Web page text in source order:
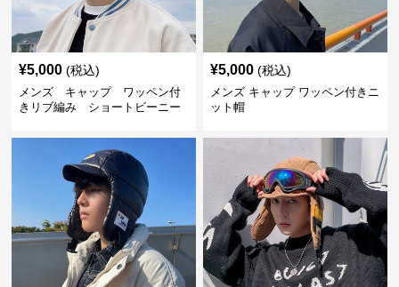
¥5,000 (税込)
メンズ キャップ ワッペン付
きリブ編み ショートビーニー
¥5,000 (税込)
メンズ キャップ ワッペン付きニ
ット帽